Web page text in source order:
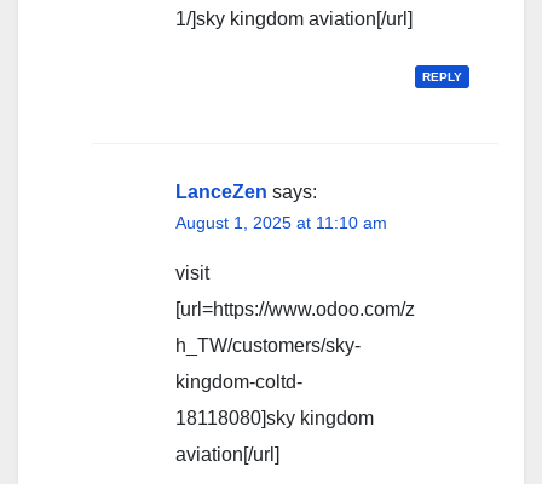
1/]sky kingdom aviation[/url]
REPLY
LanceZen says:
August 1, 2025 at 11:10 am
visit
[url=https://www.odoo.com/z
h_TW/customers/sky-
kingdom-coltd-
18118080]sky kingdom
aviation[/url]